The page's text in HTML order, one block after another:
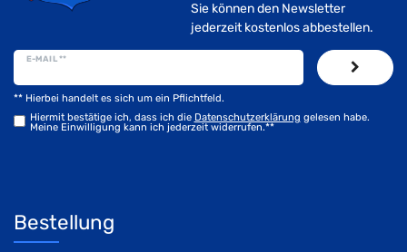
Sie können den Newsletter
jederzeit kostenlos abbestellen.
E-MAIL **
Hiermit bestätige ich, dass ich die Daten­schutz­erklärung gelesen habe.
Meine Einwilligung kann ich jederzeit widerrufen.**
** Hierbei handelt es sich um ein Pflichtfeld.
Bestellung